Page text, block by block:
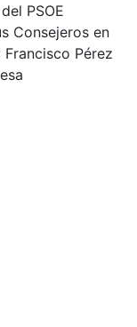
PSOE
Consejeros en
Pérez